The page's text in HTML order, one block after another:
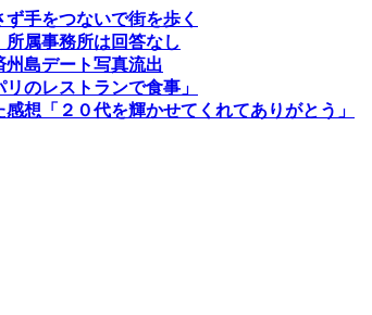
手をつないで街を歩く
属事務所は回答なし
島デート写真流出
のレストランで食事」
想「２０代を輝かせてくれてありがとう」